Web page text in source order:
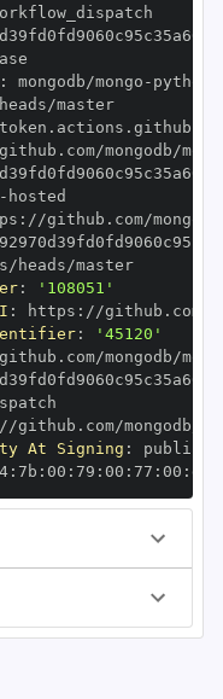
mongodb/mongo - python
refs/heads/master
mongodb/
-
: //github.com/
refs/heads/master
:
'108051'
: https :
:
'45120'
mongodb/
//github.com/mongodb/
At Signing :
: 7b : 00 : 79 : 00 : 77 : 00 : dd